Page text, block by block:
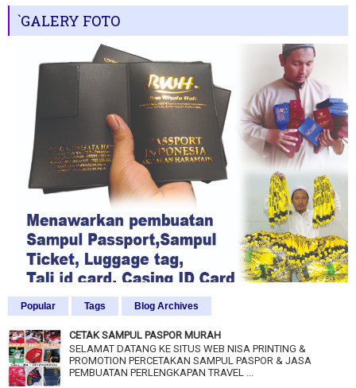
`GALERY FOTO
Popular Tags Blog Archives
CETAK SAMPUL PASPOR MURAH
SELAMAT DATANG KE SITUS WEB NISA PRINTING &
PROMOTION PERCETAKAN SAMPUL PASPOR & JASA
PEMBUATAN PERLENGKAPAN TRAVEL ...